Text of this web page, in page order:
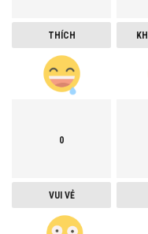
THÍCH
0
VUI VẺ